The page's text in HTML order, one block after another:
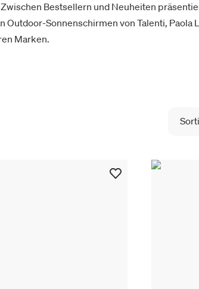
Bestsellern und Neuheiten
Outdoor-Sonnenschirmen von Talenti, Paola
Marken.